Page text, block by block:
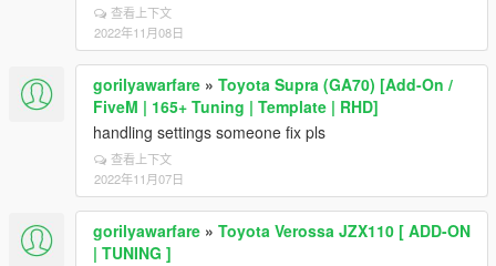
查看上下文
2022年11月08日
gorilyawarfare » Toyota Supra (GA70) [Add-On /
FiveM | 165+ Tuning | Template | RHD]
handling settings someone fix pls
查看上下文
2022年11月07日
gorilyawarfare » Toyota Verossa JZX110 [ ADD-ON
| TUNING ]